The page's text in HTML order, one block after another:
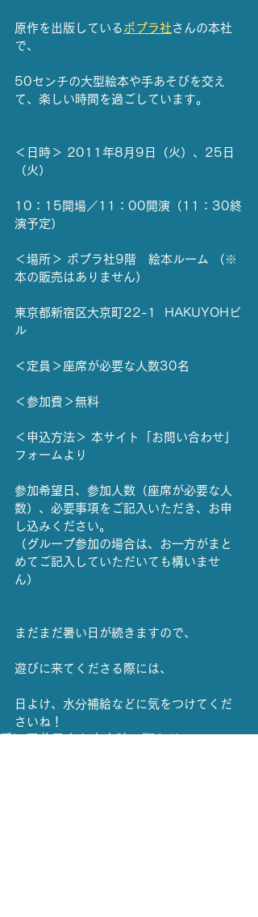
原作を出版している ポプラ社 さんの本社
で、
50センチの大型絵本や手あそびを交え
て、楽しい時間を過ごしています。
＜日時＞ 2011年8月9日（火）、25日
（火）
10：15開場／11：00開演（11：30終
演予定）
＜場所＞ ポプラ社9階　絵本ルーム （※
本の販売はありません）
東京都新宿区大京町22-1  HAKUYOHビ
ル
＜定員＞座席が必要な人数30名
＜参加費＞無料
＜申込方法＞ 本サイト「お問い合わせ」
フォームより
参加希望日、参加人数（座席が必要な人
数）、必要事項をご記入いただき、お申
し込みください。
（グループ参加の場合は、お一方がまと
めてご記入していただいても構いませ
ん）
まだまだ暑い日が続きますので、
遊びに来てくださる際には、
日よけ、水分補給などに気をつけてくだ